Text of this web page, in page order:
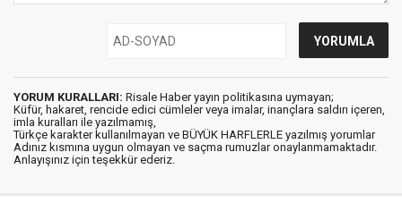
YORUM KURALLARI: Risale Haber yayın politikasına uymayan;
Küfür, hakaret, rencide edici cümleler veya imalar, inançlara saldırı içeren,
imla kuralları ile yazılmamış,
Türkçe karakter kullanılmayan ve BÜYÜK HARFLERLE yazılmış yorumlar
Adınız kısmına uygun olmayan ve saçma rumuzlar onaylanmamaktadır.
Anlayışınız için teşekkür ederiz.